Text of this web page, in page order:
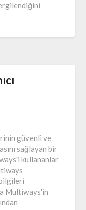
güvenli ve
sağlayan bir
kullananlar
Multiways'in